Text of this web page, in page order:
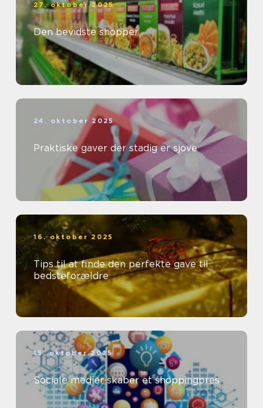
27. oktober 2025
Den bevidste shopper
24. oktober 2025
Praktiske gaver der stadig er sjove
16. oktober 2025
Tips til at finde den perfekte gave til
bedsteforældre
15. oktober 2025
Sociale medier skaber et shoppingpres